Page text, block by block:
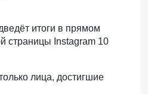
т итоги в прямом
страницы Instagram 10
лица, достигшие